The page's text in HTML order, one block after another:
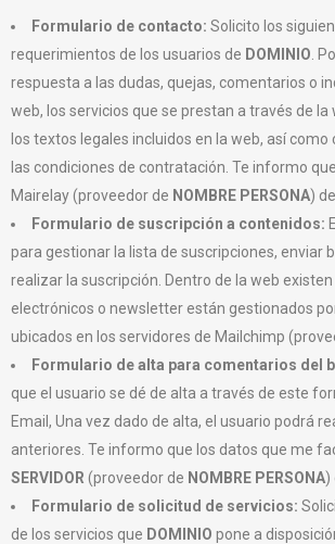
Formulario de contacto: Solicito los
requerimientos de los usuarios de DOMINIO .
respuesta a las dudas, quejas, comentarios o
web, los servicios que se prestan a través de
los textos legales incluidos en la web, así
las condiciones de contratación. Te informo
Mairelay (proveedor de NOMBRE PERSONA)
Formulario de suscripción a contenidos:
para gestionar la lista de suscripciones, enviar
realizar la suscripción. Dentro de la web
electrónicos o newsletter están gestionados
ubicados en los servidores de Mailchimp
Formulario de alta para comentarios del
que el usuario se dé de alta a través de este
Email, Una vez dado de alta, el usuario podrá
anteriores. Te informo que los datos que me
SERVIDOR (proveedor de NOMBRE PERSONA)
Formulario de solicitud de servicios:
de los servicios que DOMINIO pone a